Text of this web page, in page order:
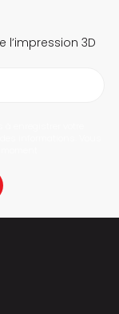
l’impression 3D